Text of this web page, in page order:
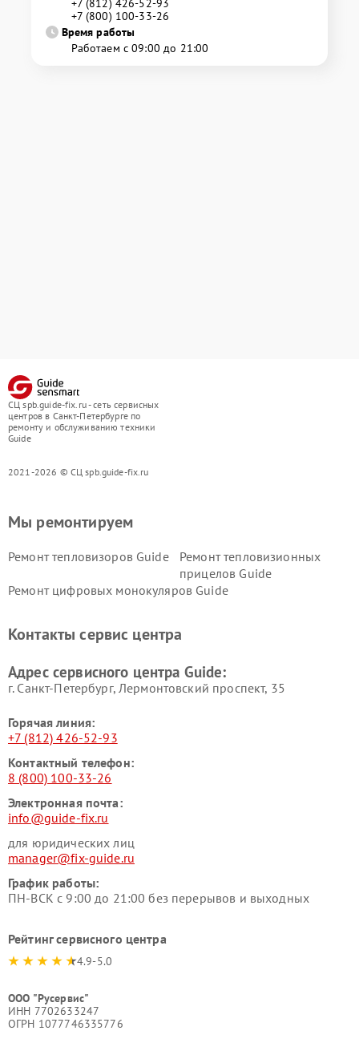
+7 (812) 426-52-93
+7 (800) 100-33-26
Время работы
Работаем с 09:00 до 21:00
СЦ spb.guide-fix.ru - сеть сервисных
центров в Санкт-Петербурге по
ремонту и обслуживанию техники
Guide
2021-2026 © СЦ spb.guide-fix.ru
Мы ремонтируем
Ремонт тепловизоров Guide
Ремонт тепловизионных
прицелов Guide
Ремонт цифровых монокуляров Guide
Контакты сервис центра
Адрес сервисного центра Guide:
г. Санкт-Петербург, Лермонтовский проспект, 35
Горячая линия:
+7 (812) 426-52-93
Контактный телефон:
8 (800) 100-33-26
Электронная почта:
info@guide-fix.ru
для юридических лиц
manager@fix-guide.ru
График работы:
ПН-ВСК с 9:00 до 21:00 без перерывов и выходных
Рейтинг сервисного центра
4.9-5.0
ООО "Русервис"
ИНН 7702633247
ОГРН 1077746335776